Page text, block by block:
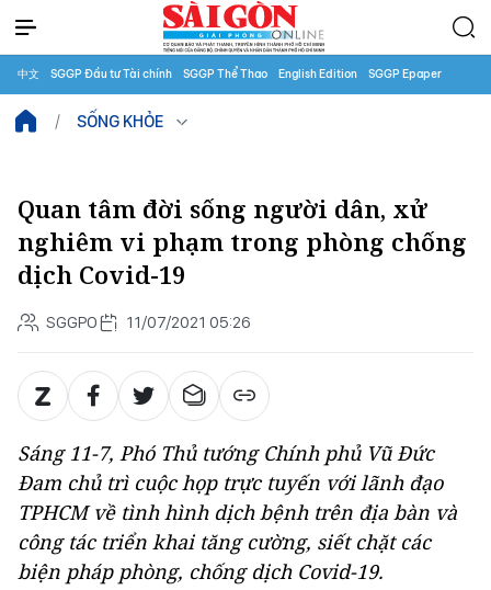
中文 SGGP Đầu tư Tài chính SGGP Thể Thao English Edition SGGP Epaper
SỐNG KHỎE
Quan tâm đời sống người dân, xử
nghiêm vi phạm trong phòng chống
dịch Covid-19
SGGPO 11/07/2021 05:26
Sáng 11-7, Phó Thủ tướng Chính phủ Vũ Đức
Đam chủ trì cuộc họp trực tuyến với lãnh đạo
TPHCM về tình hình dịch bệnh trên địa bàn và
công tác triển khai tăng cường, siết chặt các
biện pháp phòng, chống dịch Covid-19.